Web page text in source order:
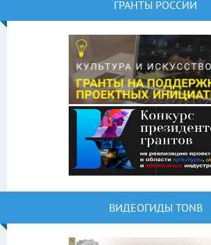
ГРАНТЫ РОССИИ
ВИДЕОГИДЫ TONB